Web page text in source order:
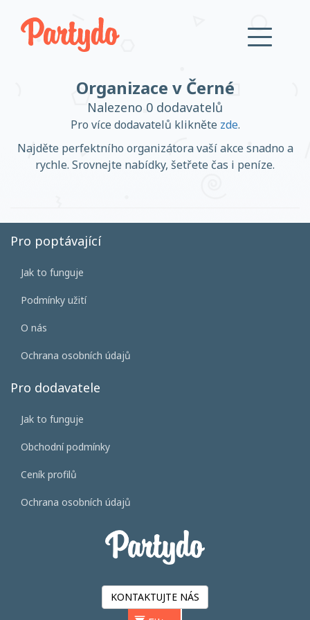
Založit účet
Přihlásit se
Založit účet
Organizace v Černé
Nalezeno 0 dodavatelů
Pro více dodavatelů klikněte zde.
Najděte perfektního organizátora vaší akce snadno a
rychle. Srovnejte nabídky, šetřete čas i peníze.
Pro poptávající
Jak to funguje
Podmínky užití
O nás
Ochrana osobních údajů
Pro dodavatele
Jak to funguje
Obchodní podmínky
Ceník profilů
Ochrana osobních údajů
KONTAKTUJTE NÁS